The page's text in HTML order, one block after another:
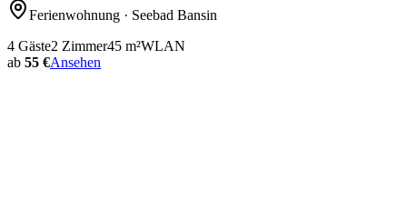
Ferienwohnung · Seebad Bansin
4 Gäste2 Zimmer45 m²WLAN
ab 55 €Ansehen